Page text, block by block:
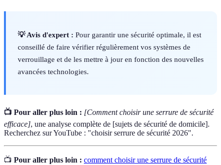
💡 Avis d'expert : Pour garantir une sécurité optimale, il est
conseillé de faire vérifier régulièrement vos systèmes de
verrouillage et de les mettre à jour en fonction des nouvelles
avancées technologies.
📺 Pour aller plus loin : [Comment choisir une serrure de sécurité
efficace], une analyse complète de [sujets de sécurité de domicile].
Recherchez sur YouTube : "choisir serrure de sécurité 2026".
📺 Pour aller plus loin : comment choisir une serrure de sécurité